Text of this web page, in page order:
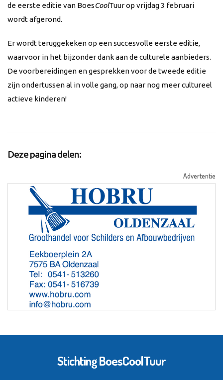
de eerste editie van BoesCoolTuur op vrijdag 3 februari
wordt afgerond.
Er wordt teruggekeken op een succesvolle eerste editie,
waarvoor in het bijzonder dank aan de culturele aanbieders.
De voorbereidingen en gesprekken voor de tweede editie
zijn ondertussen al in volle gang, op naar nog meer cultureel
actieve kinderen!
Deze pagina delen:
Advertentie
Stichting BoesCoolTuur